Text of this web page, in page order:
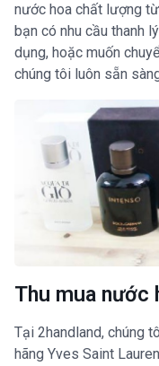
nước hoa chất lượng
bạn có nhu cầu thanh
dụng, hoặc muốn
chúng tôi luôn sẵn
Thu mua nước
Tại 2handland, chúng
hãng Yves Saint